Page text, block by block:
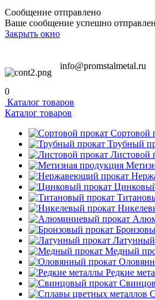
Сообщение отправлено
Ваше сообщение успешно
Закрыть окно
info@promstalmetal.ru
0
Каталог товаров
Каталог товаров
Сортовой
Трубный
Листовой
Медный
Редкие